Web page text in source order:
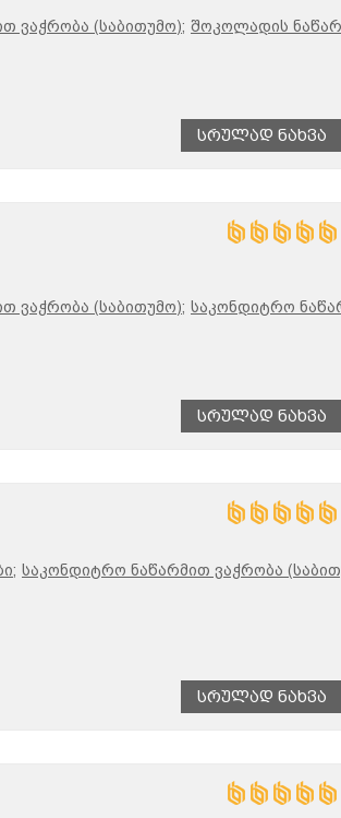
ვაჭრობა (საბითუმო); შოკოლადის
Სრულად Ნახვა
ვაჭრობა (საბითუმო); საკონდიტრო
Სრულად Ნახვა
საკონდიტრო ნაწარმით ვაჭრობა
Სრულად Ნახვა